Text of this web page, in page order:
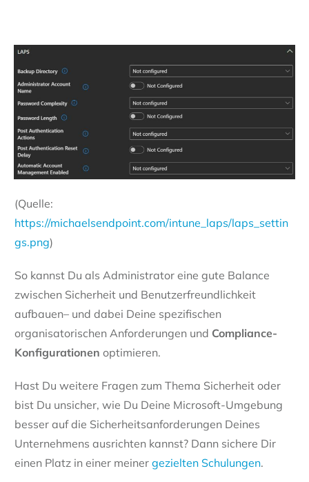
(Quelle:
https://michaelsendpoint.com/intune_laps/laps_settin
gs.png)
So kannst Du als Administrator eine gute Balance
zwischen Sicherheit und Benutzerfreundlichkeit
aufbauen– und dabei Deine spezifischen
organisatorischen Anforderungen und Compliance-
Konfigurationen optimieren.
Hast Du weitere Fragen zum Thema Sicherheit oder
bist Du unsicher, wie Du Deine Microsoft-Umgebung
besser auf die Sicherheitsanforderungen Deines
Unternehmens ausrichten kannst? Dann sichere Dir
einen Platz in einer meiner gezielten Schulungen.